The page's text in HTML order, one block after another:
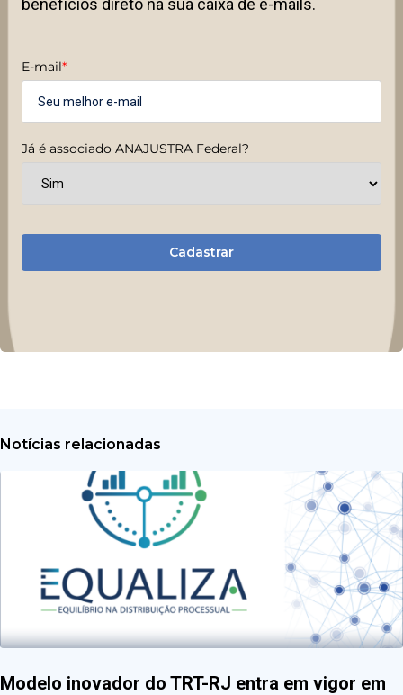
benefícios direto na sua caixa de e-mails.
E-mail*
Já é associado ANAJUSTRA Federal?
Cadastrar
Notícias relacionadas
Modelo inovador do TRT-RJ entra em vigor em